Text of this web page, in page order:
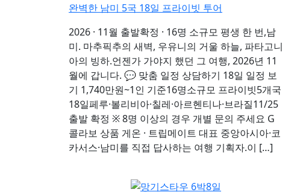
완벽한 남미 5국 18일 프라이빗 투어
2026 · 11월 출발확정 · 16명 소규모 평생 한 번,남
미. 마추픽추의 새벽, 우유니의 거울 하늘, 파타고니
아의 빙하.언젠가 가야지 했던 그 여행, 2026년 11
월에 갑니다. 💬 맞춤 일정 상담하기 18일 일정 보
기 1,740만원~1인 기준16명소규모 프라이빗5개국
18일페루·볼리비아·칠레·아르헨티나·브라질11/25
출발 확정 ※ 8명 이상의 경우 개별 문의 주세요 G
콜라보 상품 게온 · 트립메이트 대표 중앙아시아·코
카서스·남미를 직접 답사하는 여행 기획자.이 […]